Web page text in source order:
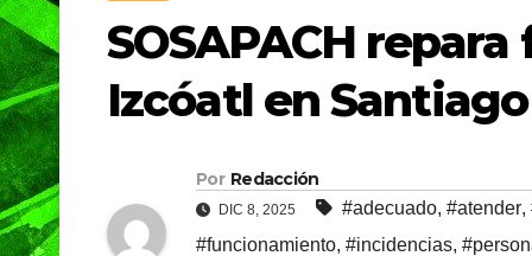
SOSAPACH
Izcóatl en
Por Redacción
DIC 8, 2025 #adecuado, #atender,
#funcionamiento, #incidencias,